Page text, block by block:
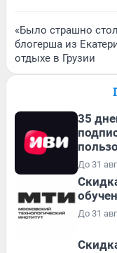
«Было страшно
блогерша из
отдыхе в Грузии
35
До 31
До 31